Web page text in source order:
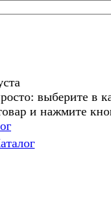
выберите в
и нажмите